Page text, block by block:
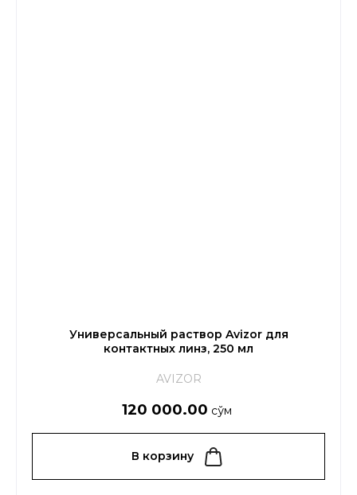
Универсальный раствор Avizor для
контактных линз, 250 мл
AVIZOR
120 000.00 сўм
В корзину